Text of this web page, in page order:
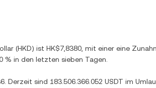
(HKD) ist HK$7,8380 , mit einer eine
% in den letzten sieben Tagen.
. Derzeit sind 183.506.366.052 USDT im